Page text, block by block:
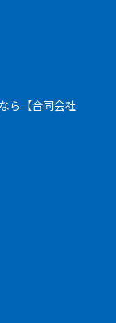
ら【合同会社